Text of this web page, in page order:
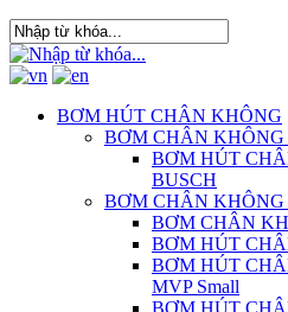
BƠM HÚT CHÂN KHÔNG
BƠM CHÂN KHÔNG
BƠM HÚT
BUSCH
BƠM CHÂN KHÔNG
BƠM CHÂN
BƠM HÚT
BƠM HÚT
MVP Small
BƠM HÚT